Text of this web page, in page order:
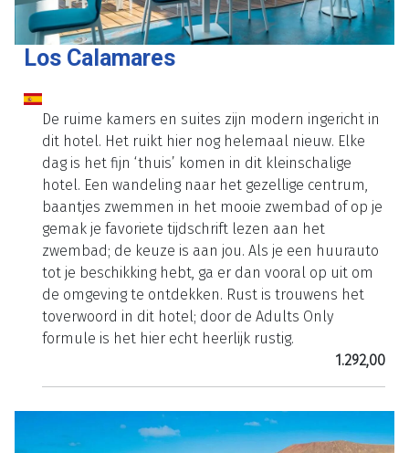
Los Calamares
De ruime kamers en suites zijn modern ingericht in
dit hotel. Het ruikt hier nog helemaal nieuw. Elke
dag is het fijn ‘thuis’ komen in dit kleinschalige
hotel. Een wandeling naar het gezellige centrum,
baantjes zwemmen in het mooie zwembad of op je
gemak je favoriete tijdschrift lezen aan het
zwembad; de keuze is aan jou. Als je een huurauto
tot je beschikking hebt, ga er dan vooral op uit om
de omgeving te ontdekken. Rust is trouwens het
toverwoord in dit hotel; door de Adults Only
formule is het hier echt heerlijk rustig.
1.292,00